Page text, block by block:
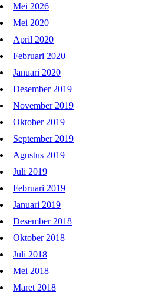
Mei 2026
Mei 2020
April 2020
Februari 2020
Januari 2020
Desember 2019
November 2019
Oktober 2019
September 2019
Agustus 2019
Juli 2019
Februari 2019
Januari 2019
Desember 2018
Oktober 2018
Juli 2018
Mei 2018
Maret 2018